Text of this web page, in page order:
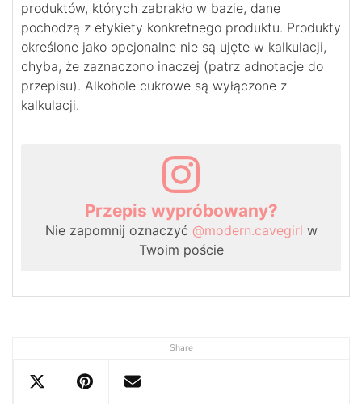
Share
produktów, których zabrakło w bazie, dane
pochodzą z etykiety konkretnego produktu. Produkty
określone jako opcjonalne nie są ujęte w kalkulacji,
chyba, że zaznaczono inaczej (patrz adnotacje do
przepisu). Alkohole cukrowe są wyłączone z
kalkulacji.
Przepis wypróbowany?
Nie zapomnij oznaczyć @modern.cavegirl w
Twoim poście